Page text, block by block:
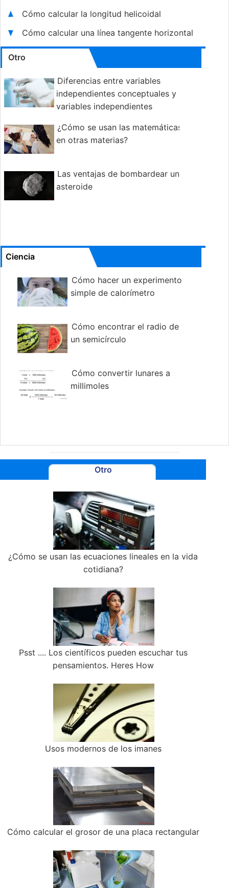
Cómo calcular la longitud helicoidal
Cómo calcular una línea tangente horizontal
Otro
Diferencias entre variables
independientes conceptuales y
variables independientes
¿Cómo se usan las matemáticas
en otras materias?
Las ventajas de bombardear un
asteroide
Ciencia
Cómo hacer un experimento
simple de calorímetro
Cómo encontrar el radio de
un semicírculo
Cómo convertir lunares a
millimoles
Otro
¿Cómo se usan las ecuaciones lineales en la vida
cotidiana?
Psst .... Los científicos pueden escuchar tus
pensamientos. Heres How
Usos modernos de los imanes
Cómo calcular el grosor de una placa rectangular